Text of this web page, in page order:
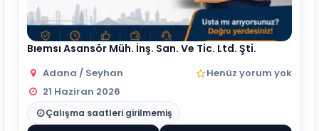
Bıemsı Asansör Müh. İnş. San. Ve Tic. Ltd. Şti.
Adana / Seyhan
Henüz yorum yok
21 Haziran 2026
Çalışma saatleri girilmemiş